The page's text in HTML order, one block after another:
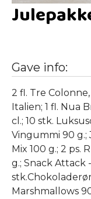
Gave info:
2 fl. Tre
Italien; 1 fl. Nua
cl.; 10 stk.
Vingummi 90 g.;
Mix 100 g.; 2 ps.
g.; Snack Attack
Marshmallows